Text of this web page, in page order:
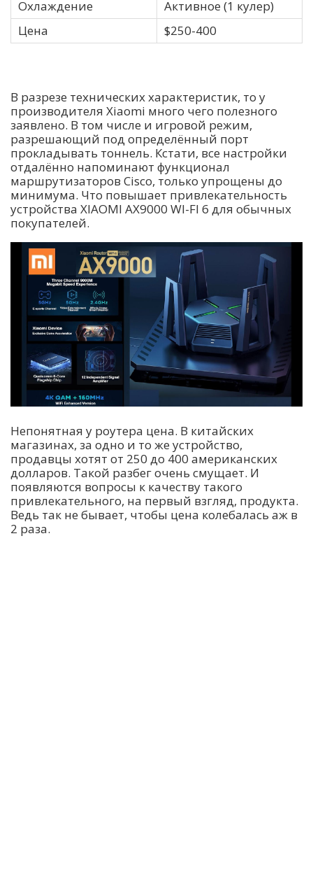
Охлаждение
Активное (1 кулер)
Цена
$250-400
В разрезе технических характеристик, то у
производителя Xiaomi много чего полезного
заявлено. В том числе и игровой режим,
разрешающий под определённый порт
прокладывать тоннель. Кстати, все настройки
отдалённо напоминают функционал
маршрутизаторов Cisco, только упрощены до
минимума. Что повышает привлекательность
устройства XIAOMI AX9000 WI-FI 6 для обычных
покупателей.
Непонятная у роутера цена. В китайских
магазинах, за одно и то же устройство,
продавцы хотят от 250 до 400 американских
долларов. Такой разбег очень смущает. И
появляются вопросы к качеству такого
привлекательного, на первый взгляд, продукта.
Ведь так не бывает, чтобы цена колебалась аж в
2 раза.